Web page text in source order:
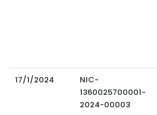
17/1/2024
NIC-
1360025700001-
2024-00003